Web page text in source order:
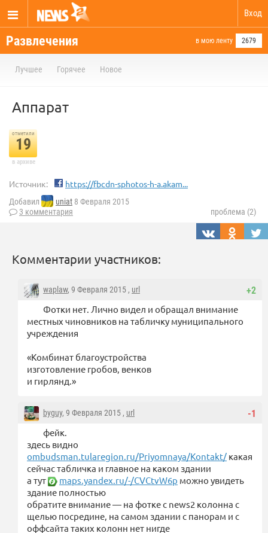
Вход
Развлечения в мою ленту 2679
Лучшее Горячее Новое
Аппарат
отметили
19
в архиве
Источник: https://fbcdn-sphotos-h-a.akam...
Добавил uniat 8 Февраля 2015
3 комментария
проблема (2)
Комментарии участников:
+2
waplaw, 9 Февраля 2015 , url
Фотки нет. Лично видел и обращал внимание
местных чиновников на табличку муниципального
учреждения
«Комбинат благоустройства
изготовление гробов, венков
и гирлянд.»
-1
byguy, 9 Февраля 2015 , url
фейк.
здесь видно
ombudsman.tularegion.ru/Priyomnaya/Kontakt/ какая
сейчас табличка и главное на каком здании
а тут
maps.yandex.ru/-/CVCtvW6p можно увидеть
здание полностью
обратите внимание — на фотке с news2 колонна с
щелью посредине, на самом здании с панорам и с
оффсайта таких колонн нет нигде